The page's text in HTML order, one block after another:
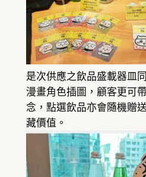
是次供應之飲品盛載器皿
漫畫角色插圖，顧客更可
念，點選飲品亦會隨機贈
藏價值。